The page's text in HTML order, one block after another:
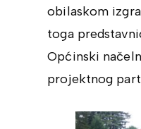
obilaskom
toga
Općinski
projektnog